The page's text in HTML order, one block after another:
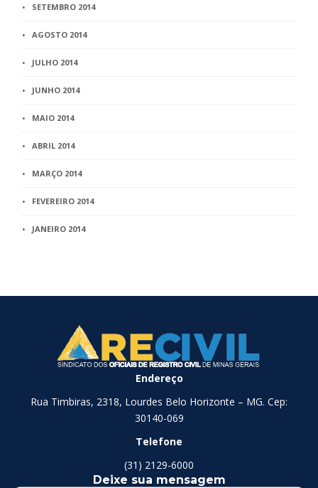
SETEMBRO 2014
AGOSTO 2014
JULHO 2014
JUNHO 2014
MAIO 2014
ABRIL 2014
MARÇO 2014
FEVEREIRO 2014
JANEIRO 2014
Endereço
Rua Timbiras, 2318, Lourdes Belo Horizonte – MG. Cep:
30140-069
Telefone
(31) 2129-6000
Deixe sua mensagem